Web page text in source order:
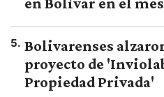
5. Bolivarenses
proyecto de
Propiedad Privada'